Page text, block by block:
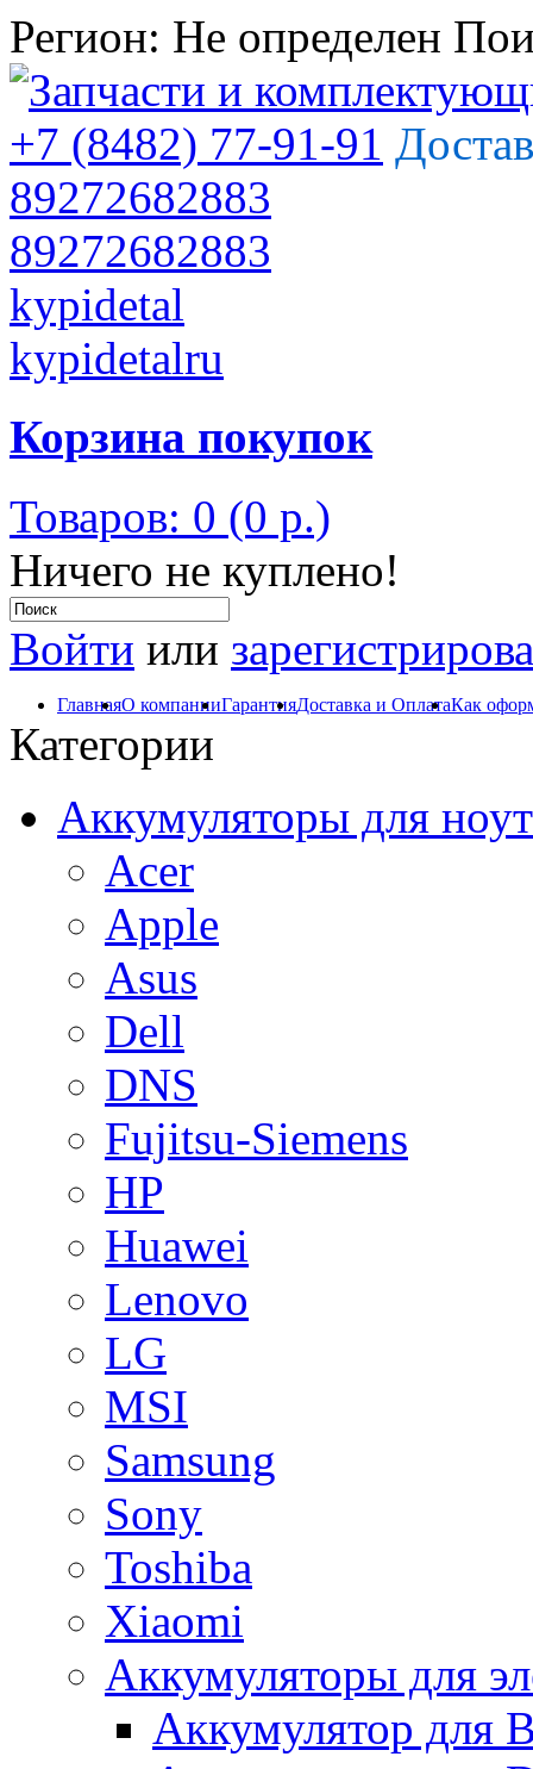
Регион: Не определен
+7 (8482) 77-91-91
89272682883
89272682883
kypidetal
kypidetalru
Корзина покупок
Товаров: 0 (0 р.)
Ничего не куплено!
Войти или
ГлавнаяО компанииГарантияДоставка и ОплатаКак
Категории
Аккумуляторы для
Acer
Apple
Asus
Dell
DNS
Fujitsu-Siemens
HP
Huawei
Lenovo
LG
MSI
Samsung
Sony
Toshiba
Xiaomi
Аккумуляторы для
Аккумулятор для